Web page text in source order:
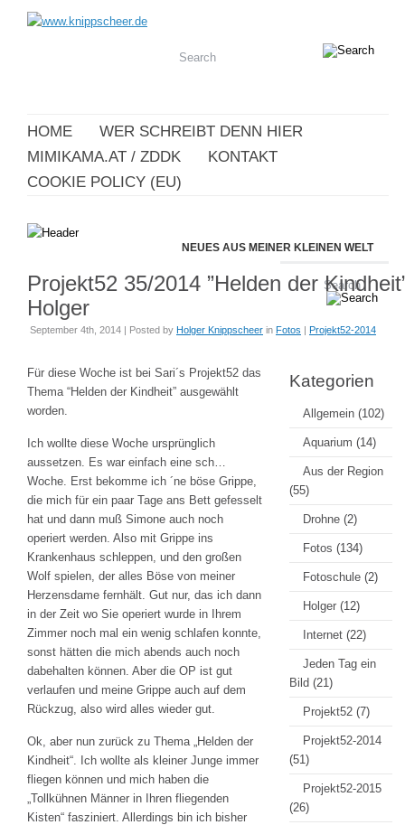
HOME
WER SCHREIBT DENN HIER
MIMIKAMA.AT / ZDDK
KONTAKT
COOKIE POLICY (EU)
NEUES AUS MEINER KLEINEN WELT
Projekt52 35/2014 ”Helden der
Holger
September 4th, 2014 | Posted by Holger Knippscheer in Fotos | Projekt52-2014
Für diese Woche ist bei Sari´s Projekt52 das
Thema “Helden der Kindheit” ausgewählt
worden.
Ich wollte diese Woche ursprünglich
aussetzen. Es war einfach eine sch…
Woche. Erst bekomme ich ´ne böse Grippe,
die mich für ein paar Tage ans Bett gefesselt
hat und dann muß Simone auch noch
operiert werden. Also mit Grippe ins
Krankenhaus schleppen, und den großen
Wolf spielen, der alles Böse von meiner
Herzensdame fernhält. Gut nur, das ich dann
in der Zeit wo Sie operiert wurde in Ihrem
Zimmer noch mal ein wenig schlafen konnte,
sonst hätten die mich abends auch noch
dabehalten können. Aber die OP ist gut
verlaufen und meine Grippe auch auf dem
Rückzug, also wird alles wieder gut.
Ok, aber nun zurück zu Thema „Helden der
Kindheit“. Ich wollte als kleiner Junge immer
fliegen können und mich haben die
„Tollkühnen Männer in Ihren fliegenden
Kisten“ fasziniert. Allerdings bin ich bisher
Kategorien
Allgemein (102)
Aquarium (14)
Aus der Region
(55)
Drohne (2)
Fotos (134)
Fotoschule (2)
Holger (12)
Internet (22)
Jeden Tag ein
Bild (21)
Projekt52 (7)
Projekt52-2014
(51)
Projekt52-2015
(26)